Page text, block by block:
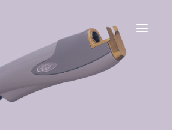
visita online
934877990
somos
Áreas
es…